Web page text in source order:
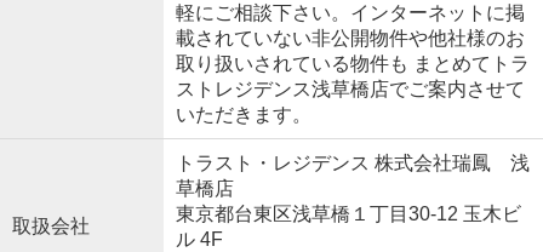
軽にご相談下さい。インターネットに掲
載されていない非公開物件や他社様のお
取り扱いされている物件も まとめてトラ
ストレジデンス浅草橋店でご案内させて
いただきます。
取扱会社
トラスト・レジデンス 株式会社瑞鳳 浅
草橋店
東京都台東区浅草橋１丁目30-12 玉木ビ
ル 4F